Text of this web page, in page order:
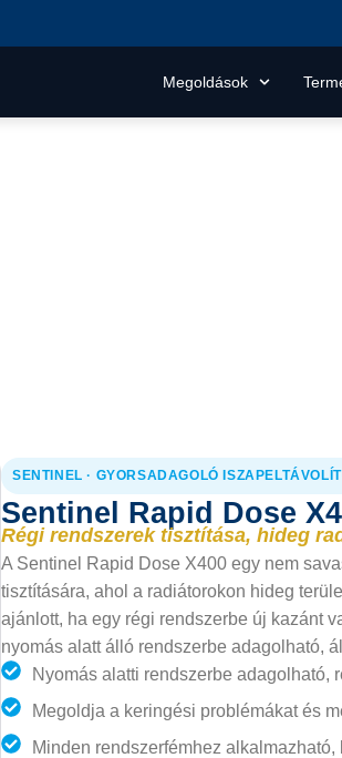
Megoldások
SENTINEL · GYORSADAGOLÓ
Sentinel Rapid Dose
Régi rendszerek tisztítása, hideg
A Sentinel Rapid Dose X400 egy nem
tisztítására, ahol a radiátorokon hideg
ajánlott, ha egy régi rendszerbe új kazánt
nyomás alatt álló rendszerbe adagolható,
Nyomás alatti rendszerbe adagolható,
Megoldja a keringési problémákat és
Minden rendszerfémhez